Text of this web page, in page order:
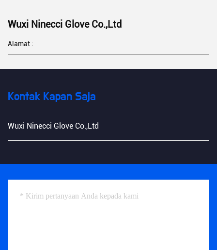
Wuxi Ninecci Glove Co.,Ltd
Alamat :
Kontak Kapan Saja
Wuxi Ninecci Glove Co.,Ltd